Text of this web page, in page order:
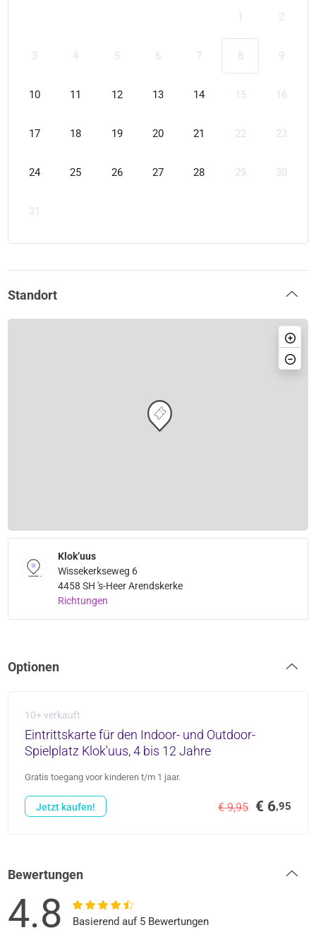
1 2
3 4 5 6 7 8 9
10 11 12 13 14 15 16
17 18 19 20 21 22 23
24 25 26 27 28 29 30
31
Standort
Klok’uus
Wissekerkseweg 6
4458 SH 's-Heer Arendskerke
Richtungen
Optionen
10+ verkauft
Eintrittskarte für den Indoor- und Outdoor-
Spielplatz Klok'uus, 4 bis 12 Jahre
Gratis toegang voor kinderen t/m 1 jaar.
€ 9,95 € 6,95
Jetzt kaufen!
Bewertungen
4.8 Basierend auf 5 Bewertungen